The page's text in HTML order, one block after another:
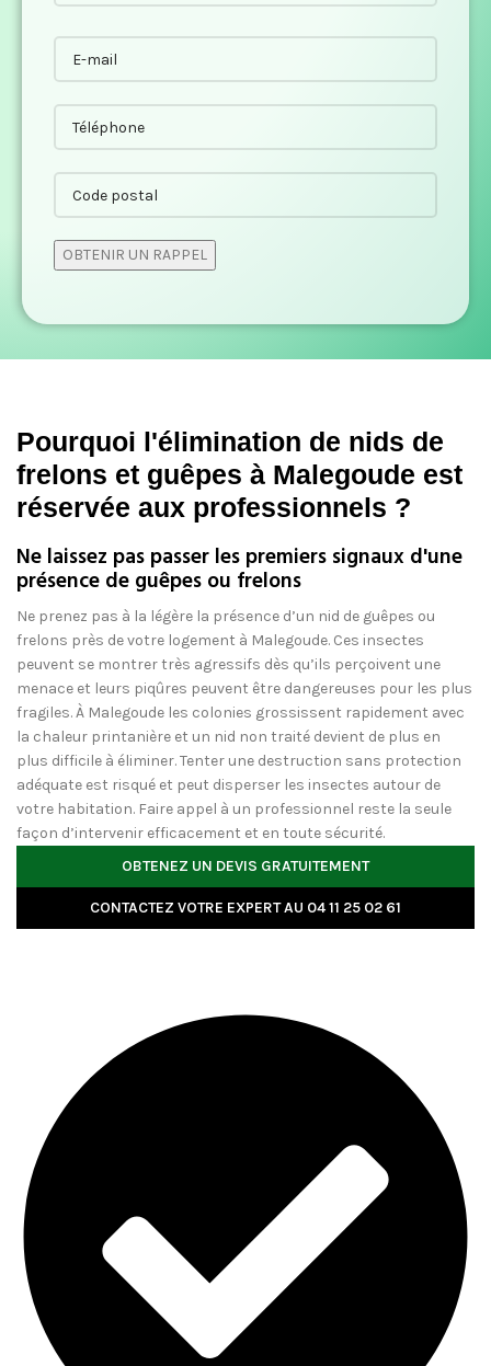
Pourquoi l'élimination de nids de
frelons et guêpes à Malegoude est
réservée aux professionnels ?
Ne laissez pas passer les premiers signaux d'une
présence de guêpes ou frelons
Ne prenez pas à la légère la présence d’un nid de guêpes ou
frelons près de votre logement à Malegoude. Ces insectes
peuvent se montrer très agressifs dès qu’ils perçoivent une
menace et leurs piqûres peuvent être dangereuses pour les plus
fragiles. À Malegoude les colonies grossissent rapidement avec
la chaleur printanière et un nid non traité devient de plus en
plus difficile à éliminer. Tenter une destruction sans protection
adéquate est risqué et peut disperser les insectes autour de
votre habitation. Faire appel à un professionnel reste la seule
façon d’intervenir efficacement et en toute sécurité.
OBTENEZ UN DEVIS GRATUITEMENT
CONTACTEZ VOTRE EXPERT AU 04 11 25 02 61